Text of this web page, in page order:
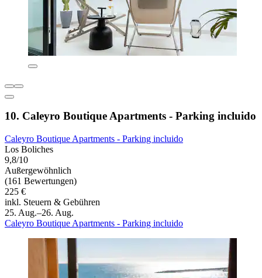
10. Caleyro Boutique Apartments - Parking incluido
Caleyro Boutique Apartments - Parking incluido
Los Boliches
9,8/10
Außergewöhnlich
(161 Bewertungen)
225 €
inkl. Steuern & Gebühren
25. Aug.–26. Aug.
Caleyro Boutique Apartments - Parking incluido